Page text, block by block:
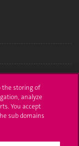
the storing of
analyze
You accept
sub domains